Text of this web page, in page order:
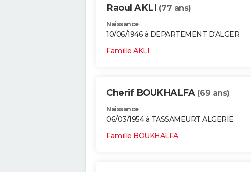
Raoul AKLI (77 ans)
Naissance
10/06/1946 à DEPARTEMENT D'ALGER
Famille AKLI
Cherif BOUKHALFA (69 ans)
Naissance
06/03/1954 à TASSAMEURT ALGERIE
Famille BOUKHALFA